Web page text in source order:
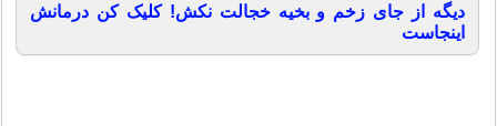
دیگه از جای زخم و بخیه خجالت نکش! کلیک کن درمانش
اینجاست